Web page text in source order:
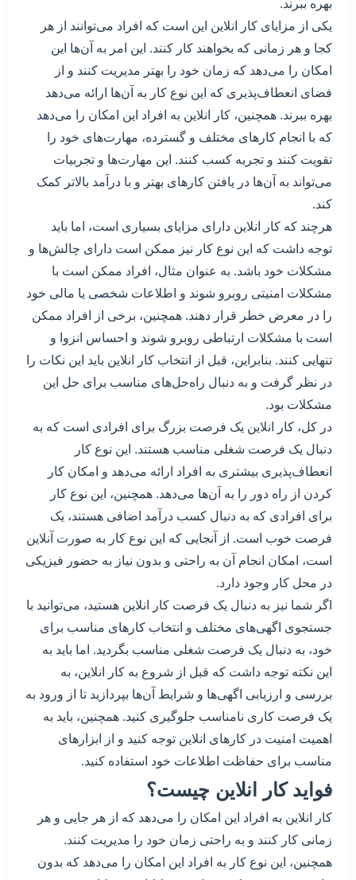
بهره ببرند.
یکی از مزایای کار انلاین این است که افراد می‌توانند از هر
کجا و هر زمانی که بخواهند کار کنند. این امر به آن‌ها این
امکان را می‌دهد که زمان خود را بهتر مدیریت کنند و از
فضای انعطاف‌پذیری که این نوع کار به آن‌ها ارائه می‌دهد
بهره ببرند. همچنین، کار انلاین به افراد این امکان را می‌دهد
که با انجام کارهای مختلف و گسترده، مهارت‌های خود را
تقویت کنند و تجربه کسب کنند. این مهارت‌ها و تجربیات
می‌تواند به آن‌ها در یافتن کارهای بهتر و با درآمد بالاتر کمک
کند.
هرچند که کار انلاین دارای مزایای بسیاری است، اما باید
توجه داشت که این نوع کار نیز ممکن است دارای چالش‌ها و
مشکلات خود باشد. به عنوان مثال، افراد ممکن است با
مشکلات امنیتی روبرو شوند و اطلاعات شخصی یا مالی خود
را در معرض خطر قرار دهند. همچنین، برخی از افراد ممکن
است با مشکلات ارتباطی روبرو شوند و احساس انزوا و
تنهایی کنند. بنابراین، قبل از انتخاب کار انلاین باید این نکات را
در نظر گرفت و به دنبال راه‌حل‌های مناسب برای حل این
مشکلات بود.
در کل، کار انلاین یک فرصت بزرگ برای افرادی است که به
دنبال یک فرصت شغلی مناسب هستند. این نوع کار
انعطاف‌پذیری بیشتری به افراد ارائه می‌دهد و امکان کار
کردن از راه دور را به آن‌ها می‌دهد. همچنین، این نوع کار
برای افرادی که به دنبال کسب درآمد اضافی هستند، یک
فرصت خوب است. از آنجایی که این نوع کار به صورت آنلاین
است، امکان انجام آن به راحتی و بدون نیاز به حضور فیزیکی
در محل کار وجود دارد.
اگر شما نیز به دنبال یک فرصت کار انلاین هستید، می‌توانید با
جستجوی اگهی‌های مختلف و انتخاب کارهای مناسب برای
خود، به دنبال یک فرصت شغلی مناسب بگردید. اما باید به
این نکته توجه داشت که قبل از شروع به کار انلاین، به
بررسی و ارزیابی اگهی‌ها و شرایط آن‌ها بپردازید تا از ورود به
یک فرصت کاری نامناسب جلوگیری کنید. همچنین، باید به
اهمیت امنیت در کارهای انلاین توجه کنید و از ابزارهای
مناسب برای حفاظت اطلاعات خود استفاده کنید.
فواید کار انلاین چیست؟
کار انلاین به افراد این امکان را می‌دهد که از هر جایی و هر
زمانی کار کنند و به راحتی زمان خود را مدیریت کنند.
همچنین، این نوع کار به افراد این امکان را می‌دهد که بدون